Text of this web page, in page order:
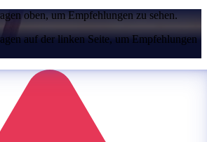
oben, um Empfehlungen zu sehen.
auf der linken Seite, um Empfehlungen